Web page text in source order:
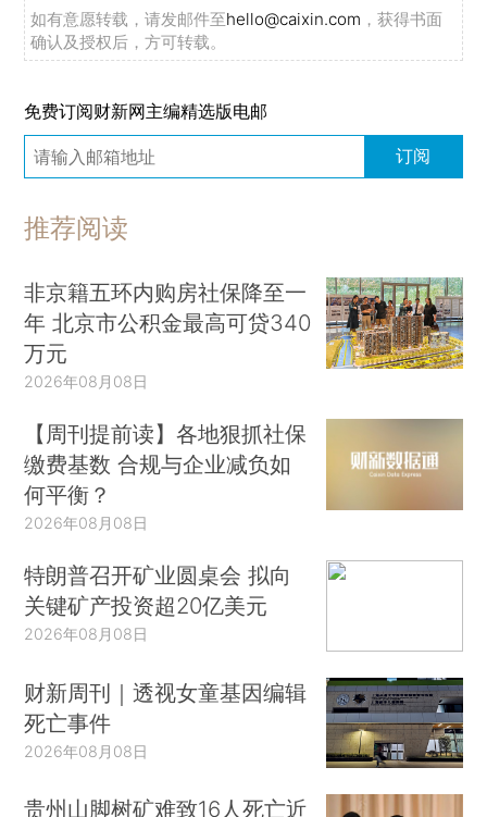
如有意愿转载，请发邮件至hello@caixin.com ，获得书面
确认及授权后，方可转载。
免费订阅财新网主编精选版电邮
订阅
推荐阅读
非京籍五环内购房社保降至一
年 北京市公积金最高可贷340
万元
2026年08月08日
【周刊提前读】各地狠抓社保
缴费基数 合规与企业减负如
何平衡？
2026年08月08日
特朗普召开矿业圆桌会 拟向
关键矿产投资超20亿美元
2026年08月08日
财新周刊｜透视女童基因编辑
死亡事件
2026年08月08日
贵州山脚树矿难致16人死亡近